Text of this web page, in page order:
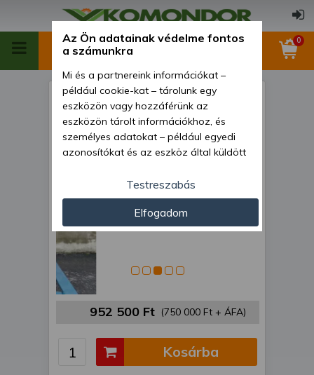
0
Dízelmotor Kubota D1105 -
6A3983
952 500 Ft (750 000 Ft + ÁFA)
Kosárba
Az Ön adatainak védelme fontos
a számunkra
Mi és a partnereink információkat –
például cookie-kat – tárolunk egy
eszközön vagy hozzáférünk az
eszközön tárolt információkhoz, és
személyes adatokat – például egyedi
azonosítókat és az eszköz által küldött
személyre szabott hirdetések és
tartalom nyújtásához, hirdetés- és
tartalomméréshez, nézettségi adatok
gyűjtéséhez, valamint termékek
kifejlesztéséhez és a termékek
javításához. Az Ön engedélyével mi és a
partnereink eszközleolvasásos
módszerrel szerzett pontos geolokációs
adatokat és azonosítási információkat
kattintva hozzájárulhat ahhoz, hogy mi
és a partnereink a fent leírtak szerint
adatkezelést végezzünk. Másik
Testreszabás
Elfogadom